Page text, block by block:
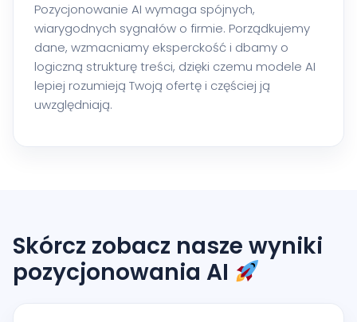
Pozycjonowanie AI wymaga spójnych,
wiarygodnych sygnałów o firmie. Porządkujemy
dane, wzmacniamy eksperckość i dbamy o
logiczną strukturę treści, dzięki czemu modele AI
lepiej rozumieją Twoją ofertę i częściej ją
uwzględniają.
Skórcz zobacz nasze wyniki
pozycjonowania AI